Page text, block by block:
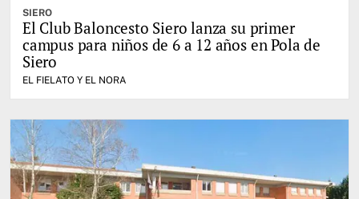
SIERO
El Club Baloncesto Siero lanza su primer
campus para niños de 6 a 12 años en Pola de
Siero
EL FIELATO Y EL NORA